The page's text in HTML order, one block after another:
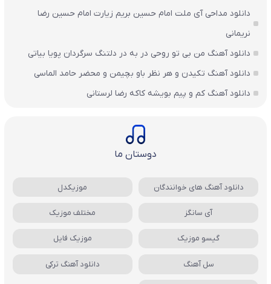
دانلود مداحی آی ملت امام حسین بریم زیارت امام حسین رضا
نریمانی
دانلود آهنگ من بی تو روحی در به در دلتنگ سرگردان پویا بیاتی
دانلود آهنگ تکیدن و هر نظر باو بچیمن و محضر حامد الماسی
دانلود آهنگ کم و پیم بویشه کاکه رضا لرستانی
دوستان ما
دانلود آهنگ های خوانندگان موزیکدل
آی سانگز مختلف موزیک
گیسو موزیک موزیک فایل
سل آهنگ دانلود آهنگ ترکی